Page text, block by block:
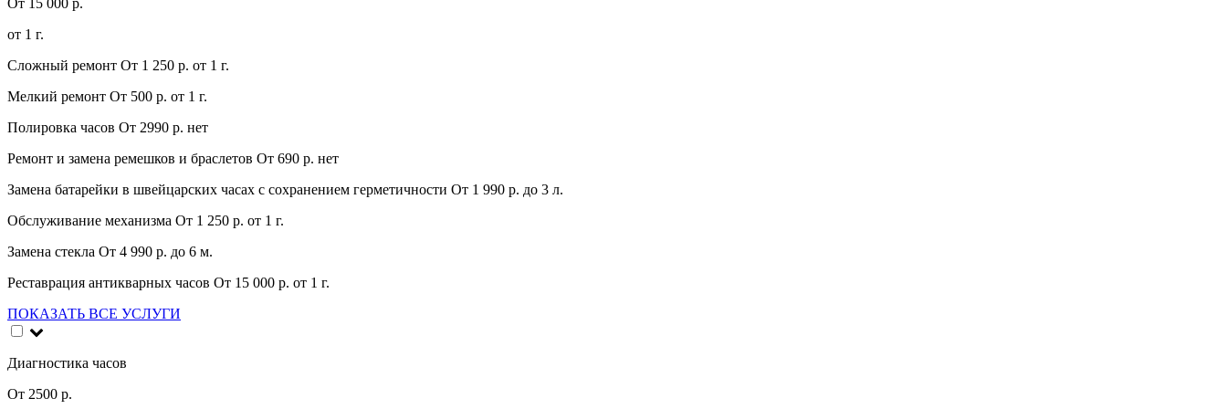
От 15 000 р.
от 1 г.
Сложный ремонт От 1 250 р. от 1 г.
Мелкий ремонт От 500 р. от 1 г.
Полировка часов От 2990 р. нет
Ремонт и замена ремешков и браслетов От 690 р. нет
Замена батарейки в швейцарских часах с сохранением герметичности От 1 990 р. до 3 л.
Обслуживание механизма От 1 250 р. от 1 г.
Замена стекла От 4 990 р. до 6 м.
Реставрация антикварных часов От 15 000 р. от 1 г.
ПОКАЗАТЬ ВСЕ УСЛУГИ
Диагностика часов
От 2500 р.